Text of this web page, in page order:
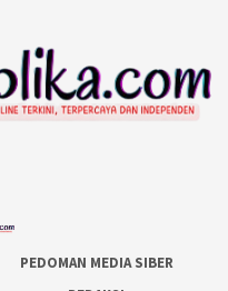
PEDOMAN MEDIA SIBER